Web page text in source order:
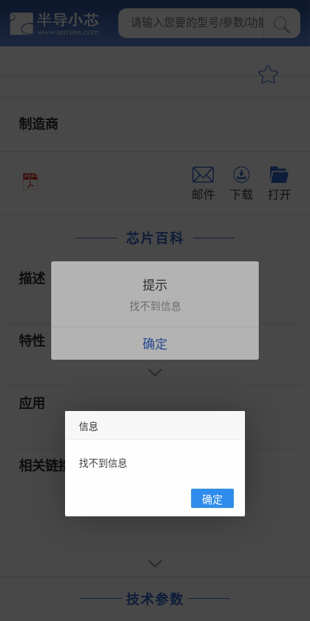
制造商
邮件 下载 打开
芯片百科
描述
特性
应用
相关链接
技术参数
提示
找不到信息
确定
信息
找不到信息
确定